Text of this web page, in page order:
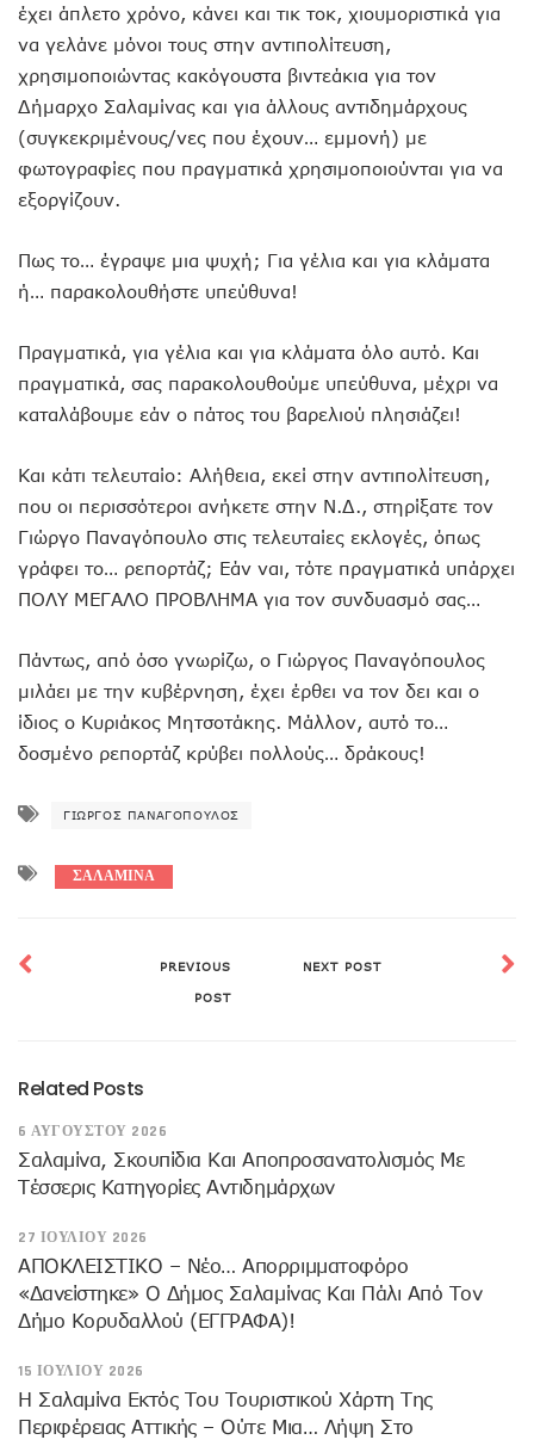
έχει άπλετο χρόνο, κάνει και τικ τοκ, χιουμοριστικά για
να γελάνε μόνοι τους στην αντιπολίτευση,
χρησιμοποιώντας κακόγουστα βιντεάκια για τον
Δήμαρχο Σαλαμίνας και για άλλους αντιδημάρχους
(συγκεκριμένους/νες που έχουν… εμμονή) με
φωτογραφίες που πραγματικά χρησιμοποιούνται για να
εξοργίζουν.
Πως το… έγραψε μια ψυχή; Για γέλια και για κλάματα
ή… παρακολουθήστε υπεύθυνα!
Πραγματικά, για γέλια και για κλάματα όλο αυτό. Και
πραγματικά, σας παρακολουθούμε υπεύθυνα, μέχρι να
καταλάβουμε εάν ο πάτος του βαρελιού πλησιάζει!
Και κάτι τελευταίο: Αλήθεια, εκεί στην αντιπολίτευση,
που οι περισσότεροι ανήκετε στην Ν.Δ., στηρίξατε τον
Γιώργο Παναγόπουλο στις τελευταίες εκλογές, όπως
γράφει το… ρεπορτάζ; Εάν ναι, τότε πραγματικά υπάρχει
ΠΟΛΥ ΜΕΓΑΛΟ ΠΡΟΒΛΗΜΑ για τον συνδυασμό σας…
Πάντως, από όσο γνωρίζω, ο Γιώργος Παναγόπουλος
μιλάει με την κυβέρνηση, έχει έρθει να τον δει και ο
ίδιος ο Κυριάκος Μητσοτάκης. Μάλλον, αυτό το…
δοσμένο ρεπορτάζ κρύβει πολλούς… δράκους!
ΓΙΏΡΓΟΣ ΠΑΝΑΓΌΠΟΥΛΟΣ
ΣΑΛΑΜΙΝΑ
PREVIOUS
POST
NEXT POST
Related Posts
6 ΑΥΓΟΎΣΤΟΥ 2026
Σαλαμίνα, Σκουπίδια Και Αποπροσανατολισμός Με
Τέσσερις Κατηγορίες Αντιδημάρχων
27 ΙΟΥΛΊΟΥ 2026
ΑΠΟΚΛΕΙΣΤΙΚΟ – Νέο… Απορριμματοφόρο
«δανείστηκε» Ο Δήμος Σαλαμίνας Και Πάλι Από Τον
Δήμο Κορυδαλλού (ΕΓΓΡΑΦΑ)!
15 ΙΟΥΛΊΟΥ 2026
H Σαλαμίνα Εκτός Του Τουριστικού Χάρτη Της
Περιφέρειας Αττικής – Ούτε Μια… Λήψη Στο